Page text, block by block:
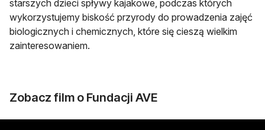
starszych dzieci spływy kajakowe, podczas których
wykorzystujemy biskość przyrody do prowadzenia zajęć
biologicznych i chemicznych, które się cieszą wielkim
zainteresowaniem.
Zobacz film o Fundacji AVE